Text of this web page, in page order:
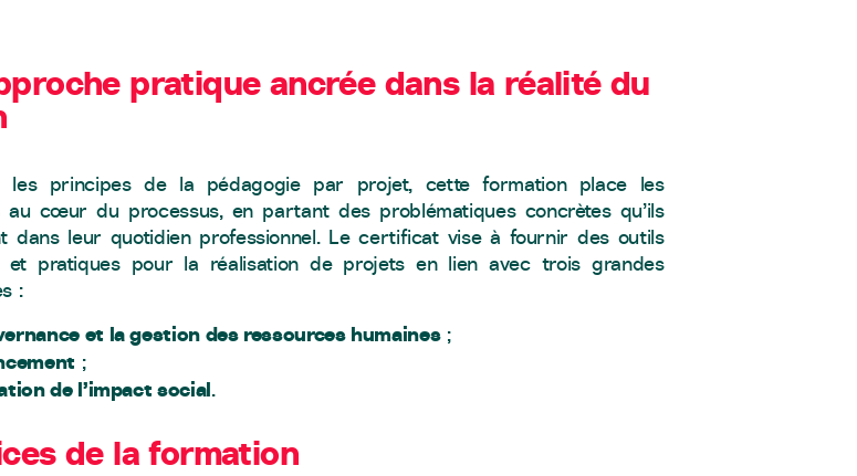
pratique ancrée dans la réalité du
les principes de la pédagogie par projet, cette formation place les
au cœur du processus, en partant des problématiques concrètes qu’ils
dans leur quotidien professionnel. Le certificat vise à fournir des outils
et pratiques pour la réalisation de projets en lien avec trois grandes
:
et la gestion des ressources humaines;
;
de l’impact social.
de la formation